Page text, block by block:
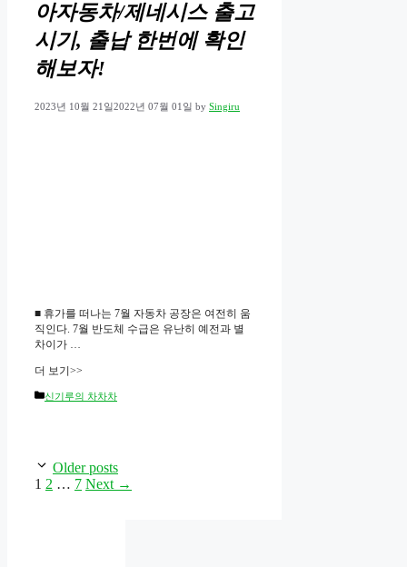
아자동차/제네시스 출고
시기, 출납 한번에 확인
해보자!
2023년 10월 21일2022년 07월 01일 by Singiru
■ 휴가를 떠나는 7월 자동차 공장은 여전히 움
직인다. 7월 반도체 수급은 유난히 예전과 별
차이가 …
더 보기>>
Categories
신기루의 차차차
Older posts
Page
1 Page
2 … Page
7 Next →